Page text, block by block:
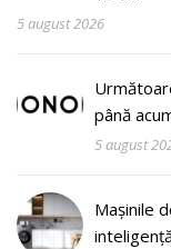
5 august 2026
până
5 august
Mașinile